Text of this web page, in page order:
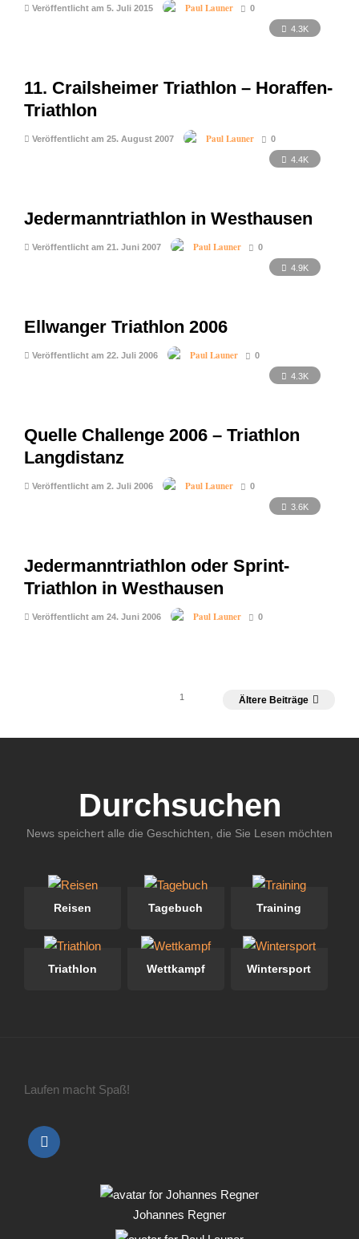
Veröffentlicht am 5. Juli 2015 Paul Launer 0
4.3K
11. Crailsheimer Triathlon – Horaffen-
Triathlon
Veröffentlicht am 25. August 2007 Paul Launer 0
4.4K
Jedermanntriathlon in Westhausen
Veröffentlicht am 21. Juni 2007 Paul Launer 0
4.9K
Ellwanger Triathlon 2006
Veröffentlicht am 22. Juli 2006 Paul Launer 0
4.3K
Quelle Challenge 2006 – Triathlon
Langdistanz
Veröffentlicht am 2. Juli 2006 Paul Launer 0
3.6K
Jedermanntriathlon oder Sprint-
Triathlon in Westhausen
Veröffentlicht am 24. Juni 2006 Paul Launer 0
1 Ältere Beiträge
Durchsuchen
News speichert alle die Geschichten, die Sie Lesen möchten
Reisen Tagebuch Training
Triathlon Wettkampf Wintersport
Laufen macht Spaß!
Johannes Regner